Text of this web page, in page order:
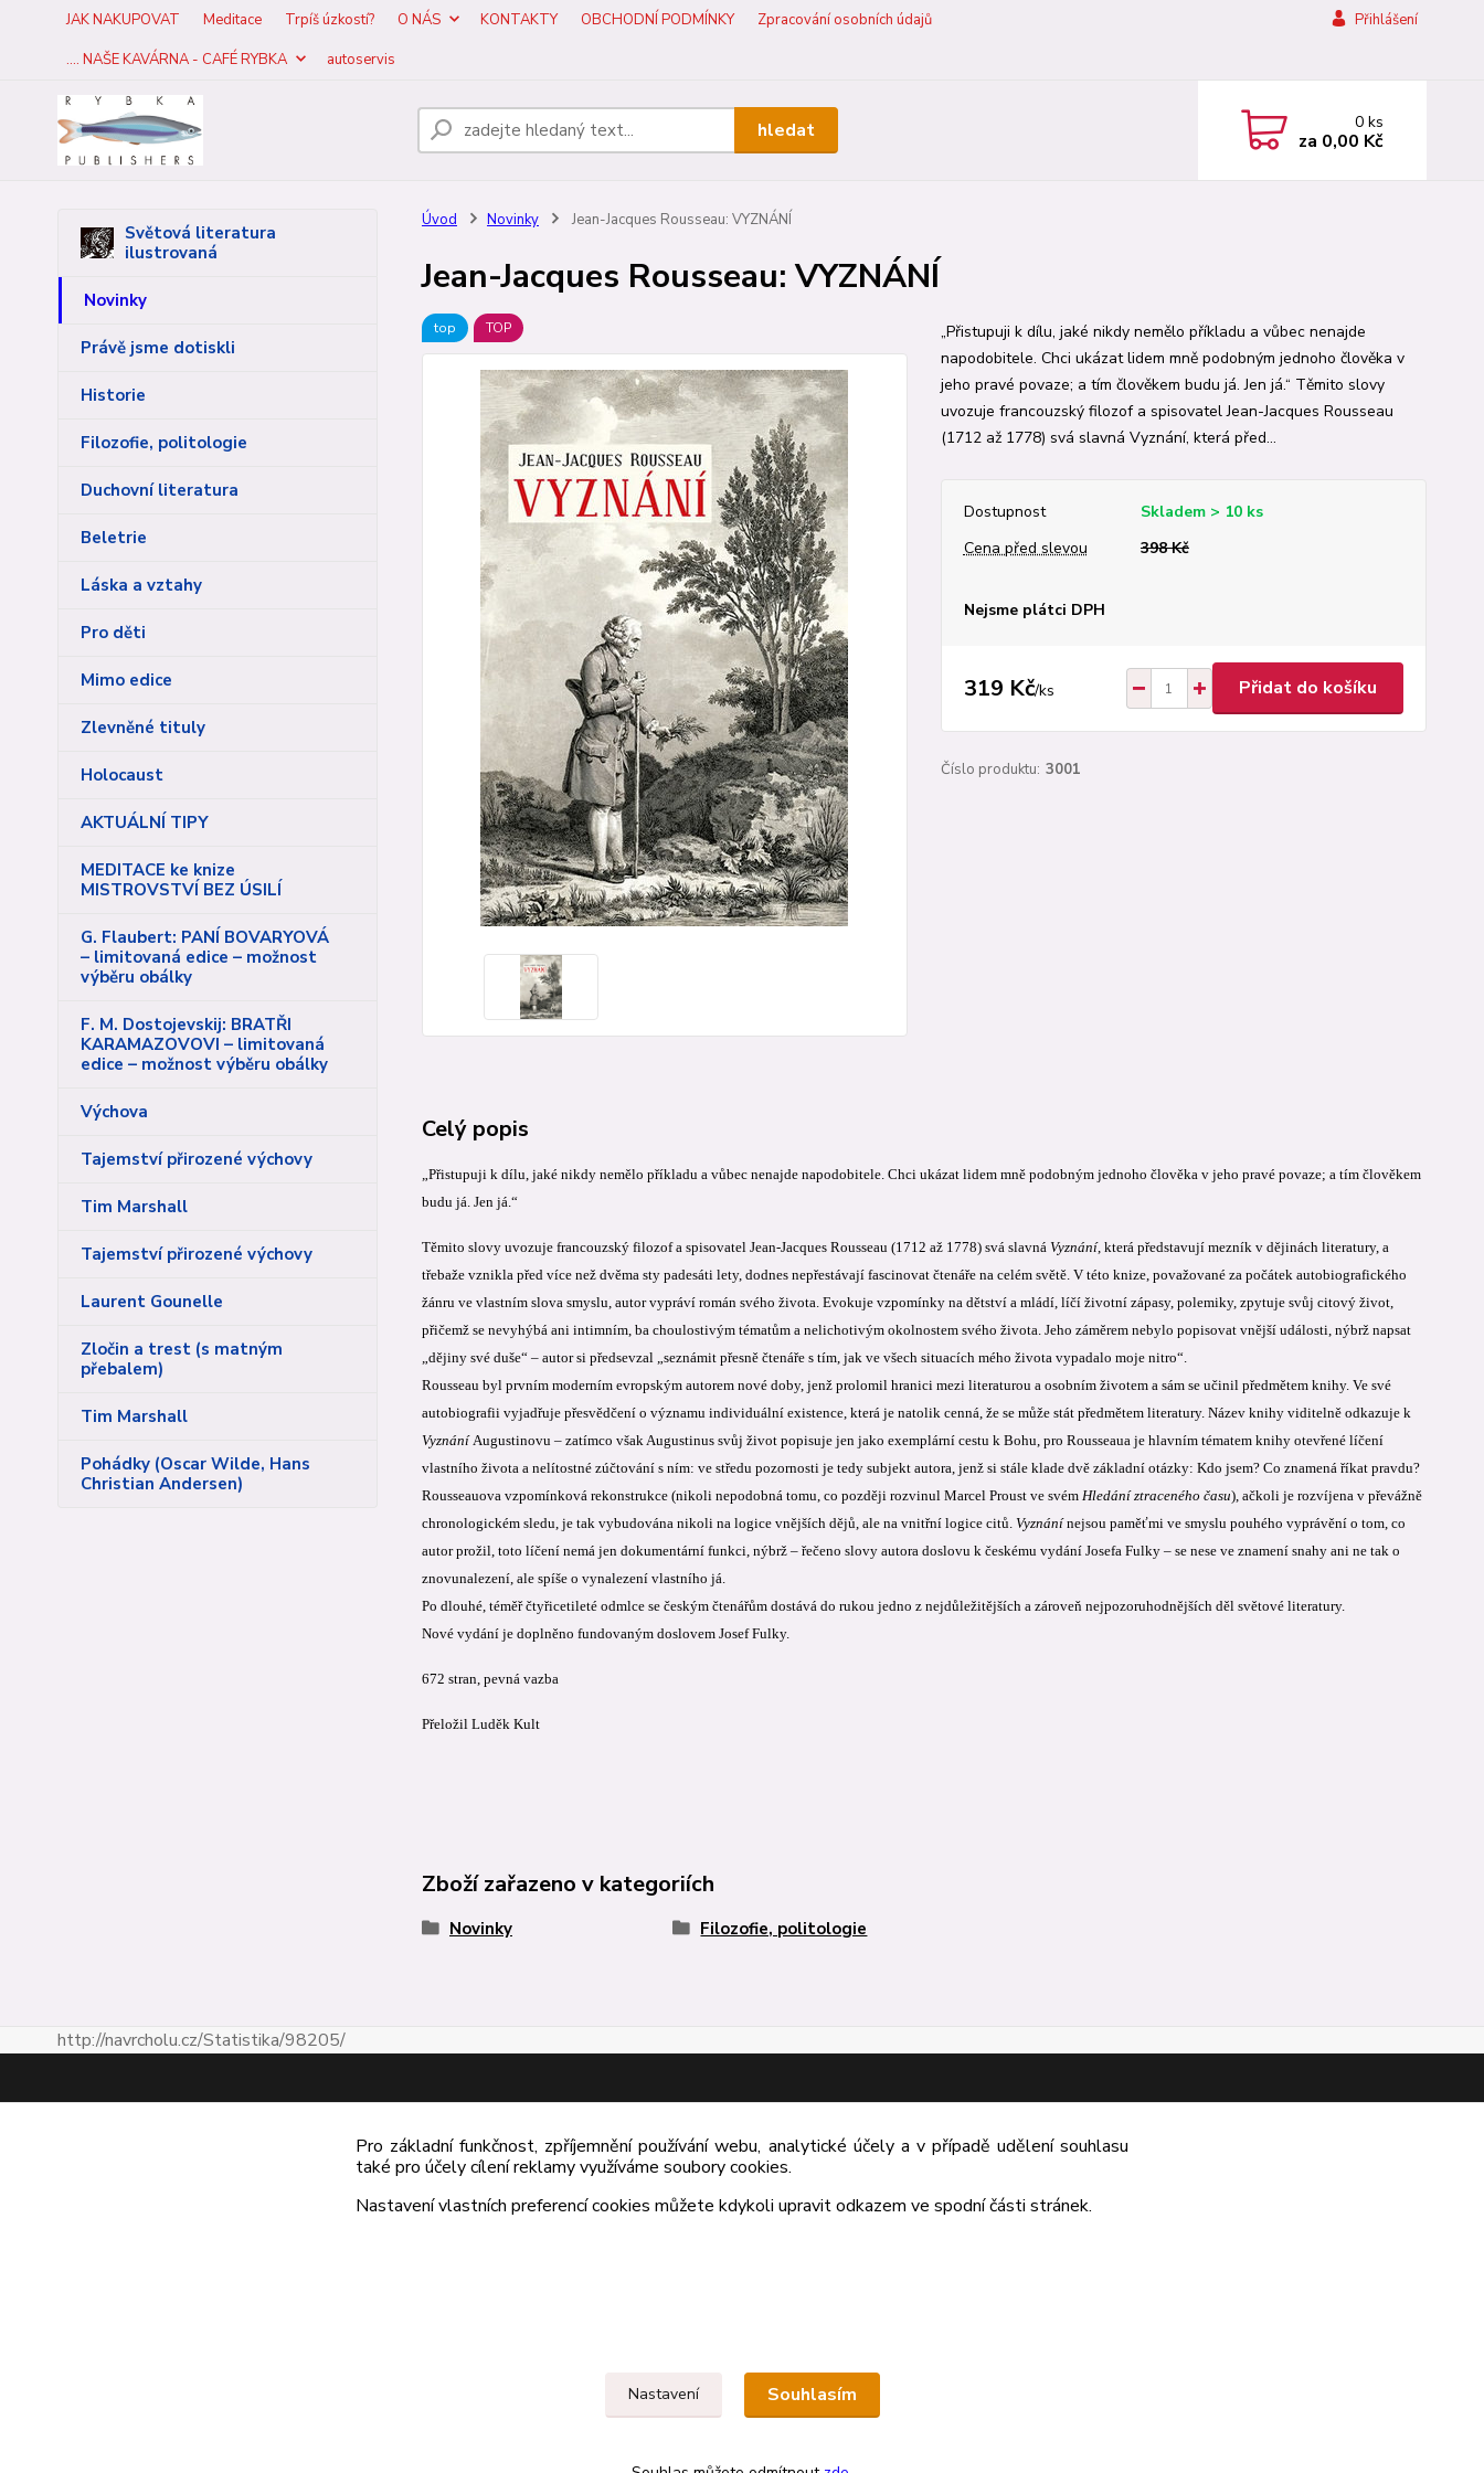
JAK NAKUPOVAT Meditace Trpíš úzkostí? O NÁS KONTAKTY OBCHODNÍ PODMÍNKY
Zpracování osobních údajů
.... NAŠE KAVÁRNA - CAFÉ RYBKA
autoservis
Přihlášení
hledat 0ks
za 0,00 Kč
Světová literatura
ilustrovaná
Novinky
Právě jsme dotiskli
Historie
Filozofie, politologie
Duchovní literatura
Beletrie
Láska a vztahy
Pro děti
Mimo edice
Zlevněné tituly
Holocaust
AKTUÁLNÍ TIPY
MEDITACE ke knize
MISTROVSTVÍ BEZ ÚSILÍ
G. Flaubert: PANÍ BOVARYOVÁ
– limitovaná edice – možnost
výběru obálky
F. M. Dostojevskij: BRATŘI
KARAMAZOVOVI – limitovaná
edice – možnost výběru obálky
Výchova
Tajemství přirozené výchovy
Tim Marshall
Tajemství přirozené výchovy
Laurent Gounelle
Zločin a trest (s matným
přebalem)
Tim Marshall
Pohádky (Oscar Wilde, Hans
Christian Andersen)
Úvod Novinky Jean-Jacques Rousseau: VYZNÁNÍ
Jean-Jacques Rousseau: VYZNÁNÍ
top TOP
„Přistupuji k dílu, jaké nikdy nemělo příkladu a vůbec nenajde
napodobitele. Chci ukázat lidem mně podobným jednoho člověka v
jeho pravé povaze; a tím člověkem budu já. Jen já.“ Těmito slovy
uvozuje francouzský filozof a spisovatel Jean-Jacques Rousseau
(1712 až 1778) svá slavná Vyznání, která před...
Dostupnost
Skladem > 10 ks
Cena před slevou
398 Kč
Nejsme plátci DPH
319 Kč/ks Přidat do košíku
Číslo produktu: 3001
Celý popis
„Přistupuji k dílu, jaké nikdy nemělo příkladu a vůbec nenajde napodobitele. Chci ukázat lidem mně podobným jednoho člověka v jeho pravé povaze; a tím člověkem
budu já. Jen já.“
Těmito slovy uvozuje francouzský filozof a spisovatel Jean-Jacques Rousseau(1712 až 1778) svá slavná Vyznání, která představují mezník v dějinách literatury, a
třebaže vznikla před více než dvěma sty padesáti lety, dodnes nepřestávají fascinovat čtenáře na celém světě. V této knize, považované za počátek autobiografického
žánru ve vlastním slova smyslu, autor vypráví román svého života. Evokuje vzpomínky na dětství a mládí, líčí životní zápasy, polemiky, zpytuje svůj citový život,
přičemž se nevyhýbá ani intimním, ba choulostivým tématům a nelichotivým okolnostem svého života. Jeho záměrem nebylo popisovat vnější události, nýbrž napsat
„dějiny své duše“ – autor si předsevzal „seznámit přesně čtenáře s tím, jak ve všech situacích mého života vypadalo moje nitro“.
Rousseaubyl prvním moderním evropským autorem nové doby, jenž prolomil hranici mezi literaturou a osobním životem a sám se učinil předmětem knihy. Ve své
autobiografii vyjadřuje přesvědčení o významu indivi­duální existence, která je natolik cenná, že se může stát předmětem literatury. Název knihy viditelně odkazuje k
VyznáníAugustinovu – zatímco však Augustinus svůj život popisuje jen jako exemplární cestu k Bohu, pro Rousseaua je hlavním tématem knihy otevřené líčení
vlastního života a nelítostné zúčtování s ním: ve středu pozornosti je tedy subjekt autora, jenž si stále klade dvě základní otázky: Kdo jsem? Co znamená říkat pravdu?
Rousseauova vzpomínková rekonstrukce (nikoli nepodobná tomu, co později rozvinul Marcel Proust ve svém Hledání ztraceného času), ačkoli je rozvíjena v převážně
chronologickém sledu, je tak vybudována nikoli na logice vnějších dějů, ale na vnitřní logice citů. Vyznánínejsou paměťmi ve smyslu pouhého vyprávění o tom, co
autor prožil, toto líčení nemá jen dokumentární funkci, nýbrž – řečeno slovy autora doslovu k českému vydání Josefa Fulky – se nese ve znamení snahy ani ne tak o
znovunalezení, ale spíše o vynalezení vlastního já.
Po dlouhé, téměř čtyřicetileté odmlce se českým čtenářům dostává do rukou jedno z nejdůležitějších a zároveň nejpozoruhodnějších děl světové literatury.
Nové vydání je doplněno fundovaným doslovem Josef Fulky.
672 stran, pevná vazba
Přeložil Luděk Kult
Zboží zařazeno v kategoriích
Novinky Filozofie, politologie
http://navrcholu.cz/Statistika/98205/
Pro základní funkčnost, zpříjemnění používání webu, analytické účely a v případě udělení souhlasu
také pro účely cílení reklamy využíváme soubory cookies.
Nastavení vlastních preferencí cookies můžete kdykoli upravit odkazem ve spodní části stránek.
Nastavení Souhlasím